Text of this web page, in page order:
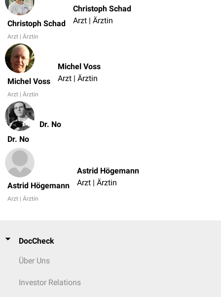
Christoph Schad
Arzt | Ärztin
Christoph Schad
Arzt | Ärztin
Michel Voss
Arzt | Ärztin
Michel Voss
Arzt | Ärztin
Dr. No
Dr. No
Astrid Högemann
Arzt | Ärztin
Astrid Högemann
Arzt | Ärztin
DocCheck
Über Uns
Investor Relations